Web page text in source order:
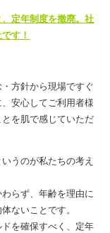
定年制度を撤廃。社
す！
方針から現場ですぐ
安心してご利用者様
を肌で感じていただ
うのが私たちの考え
らず、年齢を理由に
ないことです。
を確保すべく、定年